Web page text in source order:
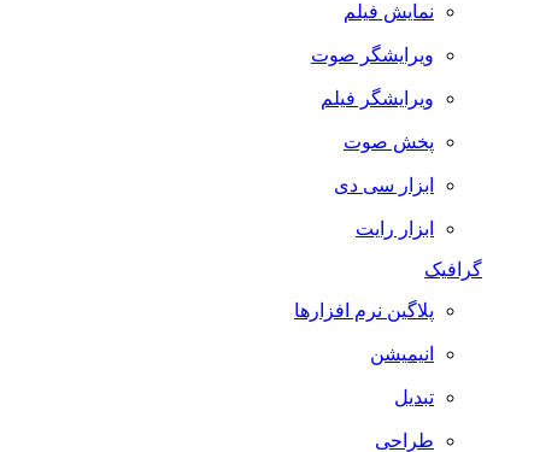
نمایش فیلم
ویرایشگر صوت
ویرایشگر فیلم
پخش صوت
ابزار سی دی
ابزار رایت
گرافیک
پلاگین نرم افزارها
انیمیشن
تبدیل
طراحی